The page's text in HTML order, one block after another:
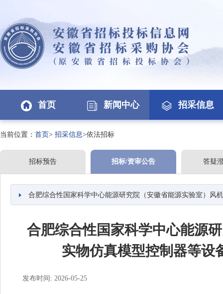
首页 新闻中心 招采信息
当前位置： 首页> 招采信息>依法招标
招标预告 招标/资审公告 答疑
合肥综合性国家科学中心能源研究院（安徽省能源实验室）风机半实物仿
合肥综合性国家科学中心能源
实物仿真模型控制器等设
发布时间: 2026-05-25